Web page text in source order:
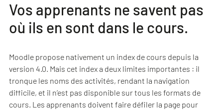
Vos apprenants ne savent pas
où ils en sont dans le cours.
Moodle propose nativement un index de cours depuis la
version 4.0. Mais cet index a deux limites importantes : il
tronque les noms des activités, rendant la navigation
difficile, et il n’est pas disponible sur tous les formats de
cours. Les apprenants doivent faire défiler la page pour